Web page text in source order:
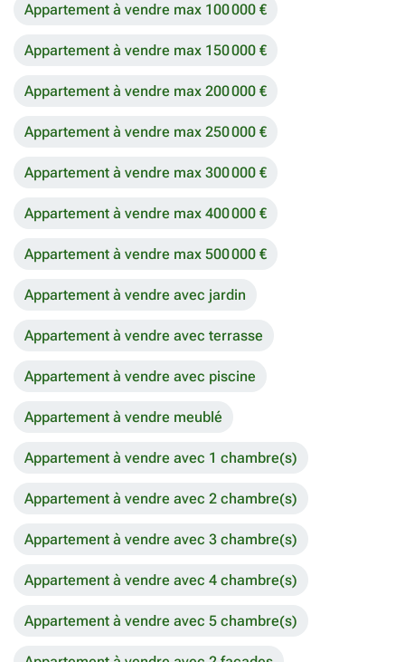
Appartement à vendre max 100 000 €
Appartement à vendre max 150 000 €
Appartement à vendre max 200 000 €
Appartement à vendre max 250 000 €
Appartement à vendre max 300 000 €
Appartement à vendre max 400 000 €
Appartement à vendre max 500 000 €
Appartement à vendre avec jardin
Appartement à vendre avec terrasse
Appartement à vendre avec piscine
Appartement à vendre meublé
Appartement à vendre avec 1 chambre(s)
Appartement à vendre avec 2 chambre(s)
Appartement à vendre avec 3 chambre(s)
Appartement à vendre avec 4 chambre(s)
Appartement à vendre avec 5 chambre(s)